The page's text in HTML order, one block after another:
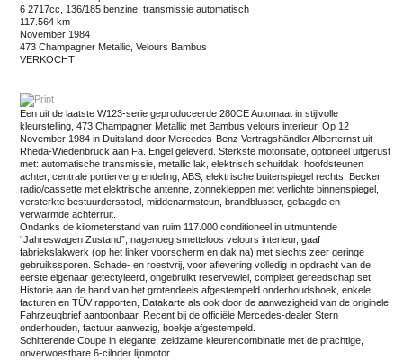
6 2717cc, 136/185 benzine, transmissie automatisch
117.564 km
november 1984
473 Champagner Metallic, Velours Bambus
VERKOCHT
Een uit de laatste W123-serie geproduceerde 280CE Automaat in stijlvolle
kleurstelling, 473 Champagner Metallic met Bambus velours interieur. Op 12
November 1984 in Duitsland door Mercedes-Benz Vertragshändler Alberternst uit
Rheda-Wiedenbrück aan Fa. Engel geleverd. Sterkste motorisatie, optioneel uitgerust
met: automatische transmissie, metallic lak, elektrisch schuifdak, hoofdsteunen
achter, centrale portiervergrendeling, ABS, elektrische buitenspiegel rechts, Becker
radio/cassette met elektrische antenne, zonnekleppen met verlichte binnenspiegel,
versterkte bestuurdersstoel, middenarmsteun, brandblusser, gelaagde en
verwarmde achterruit.
Ondanks de kilometerstand van ruim 117.000 conditioneel in uitmuntende
“Jahreswagen Zustand”, nagenoeg smetteloos velours interieur, gaaf
fabriekslakwerk (op het linker voorscherm en dak na) met slechts zeer geringe
gebruikssporen. Schade- en roestvrij, voor aflevering volledig in opdracht van de
eerste eigenaar getectyleerd, ongebruikt reservewiel, compleet gereedschap set.
Historie aan de hand van het grotendeels afgestempeld onderhoudsboek, enkele
facturen en TÜV rapporten, Datakarte als ook door de aanwezigheid van de originele
Fahrzeugbrief aantoonbaar. Recent bij de officiële Mercedes-dealer Stern
onderhouden, factuur aanwezig, boekje afgestempeld.
Schitterende Coupe in elegante, zeldzame kleurencombinatie met de prachtige,
onverwoestbare 6-cilnder lijnmotor.